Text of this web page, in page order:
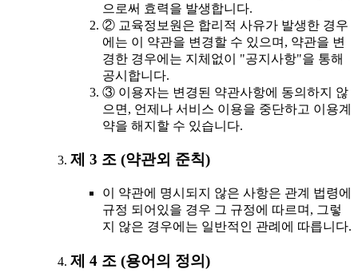
으로써 효력을 발생합니다.
② 교육정보원은 합리적 사유가 발생한 경우
에는 이 약관을 변경할 수 있으며, 약관을 변
경한 경우에는 지체없이 "공지사항"을 통해
공시합니다.
③ 이용자는 변경된 약관사항에 동의하지 않
으면, 언제나 서비스 이용을 중단하고 이용계
약을 해지할 수 있습니다.
제 3 조 (약관외 준칙)
이 약관에 명시되지 않은 사항은 관계 법령에
규정 되어있을 경우 그 규정에 따르며, 그렇
지 않은 경우에는 일반적인 관례에 따릅니다.
제 4 조 (용어의 정의)